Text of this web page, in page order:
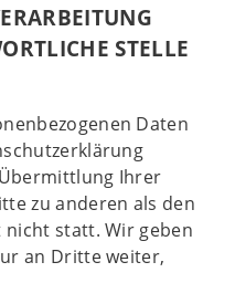
STELLE
Daten
Ihrer
zu anderen als den
nicht statt. Wir geben
an Dritte weiter,